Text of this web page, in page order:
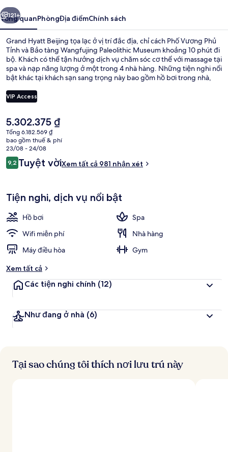
Tiếp
121+
Tổng quanPhòngĐịa điểmChính sách
Grand Hyatt Beijing tọa lạc ở vị trí đắc địa, chỉ cách Phố Vương Phủ
Tỉnh và Bảo tàng Wangfujing Paleolithic Museum khoảng 10 phút đi
bộ. Khách có thể tận hưởng dịch vụ chăm sóc cơ thể với massage tại
spa và nạp năng lượng ở một trong 4 nhà hàng. Những tiện nghi nổi
bật khác tại khách sạn sang trọng này bao gồm hồ bơi trong nhà,
cộng chỉ cách một quãng đi bộ ngắn: cách Ga Vương Phủ Tỉnh 4
phút và Ga Jinyu Hutong 12 phút.
VIP Access
Giá
hiện
tại
là
5.302.375 ₫
5.302.375 ₫
Tổng 6.182.569 ₫
bao gồm thuế & phí
23/08 - 24/08
Nhận
xét
9,29,2 trên 10,
Tuyệt vờiXem tất cả 981 nhận xét
Tiện nghi, dịch vụ nổi bật
Hồ bơi
Spa
Wifi miễn phí
Nhà hàng
Máy điều hòa
Gym
Xem tất cả
Các tiện nghi chính (12)
Như đang ở nhà (6)
Tại sao chúng tôi thích nơi lưu trú này